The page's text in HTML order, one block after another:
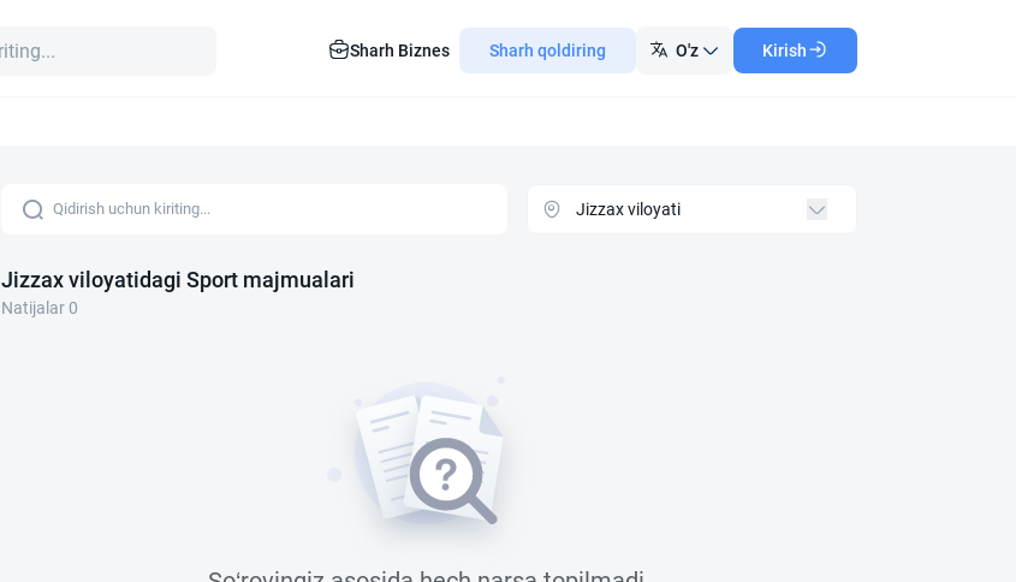
Sharh Biznes Sharh qoldiring O'z Kirish
Jizzax viloyatidagi Sport majmualari
Natijalar 0